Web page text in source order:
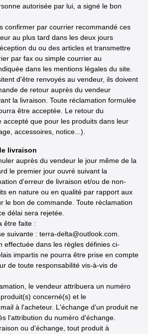
autorisée par lui, a signé le bon
confirmer par courrier recommandé ces
au plus tard dans les deux jours
du ou des articles et transmettre
par fax ou simple courrier au
dans les mentions légales du site.
d'être renvoyés au vendeur, ils doivent
de retour auprès du vendeur
la livraison. Toute réclamation formulée
être acceptée. Le retour du
accepté que pour les produits dans leur
accessoires, notice...).
livraison
auprès du vendeur le jour même de la
le premier jour ouvré suivant la
d'erreur de livraison et/ou de non-
en nature ou en qualité par rapport aux
le bon de commande. Toute réclamation
délai sera rejetée.
être faite :
suivante : terra-delta@outlook.com.
effectuée dans les règles définies ci-
impartis ne pourra être prise en compte
de toute responsabilité vis-à-vis de
le vendeur attribuera un numéro
concerné(s) et le
à l'acheteur. L'échange d'un produit ne
l'attribution du numéro d'échange.
ou d'échange, tout produit à